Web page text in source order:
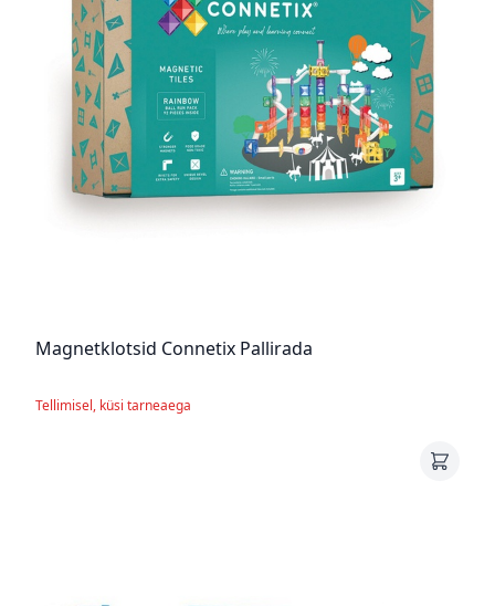
Magnetklotsid Connetix Pallirada
Tellimisel, küsi tarneaega